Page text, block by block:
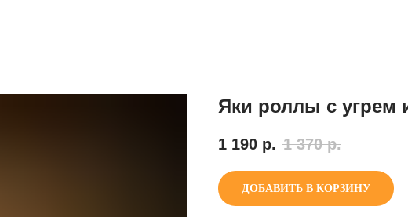
Яки роллы с угрем
1 190 р. 1 370 р.
ДОБАВИТЬ В КОРЗИНУ